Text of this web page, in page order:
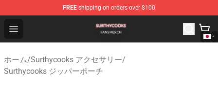
FREE shipping on orders over $100
Open menu
Surthycooks Shop - Official Surthycooks Merchandise
ホーム/Surthycooks アクセサリー/
Surthycooks ジッパーポーチ